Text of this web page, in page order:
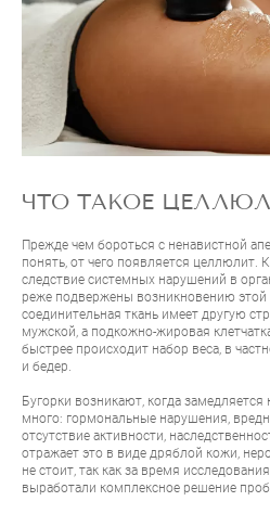
ЧТО ТАКОЕ
Прежде чем бороться с ненавистной
понять, от чего появляется целлюлит.
следствие системных нарушений в
реже подвержены возникновению
соединительная ткань имеет другую
мужской, а подкожно-жировая
быстрее происходит набор веса, в
и бедер.
Бугорки возникают, когда
много: гормональные нарушения,
отсутствие активности,
отражает это в виде дряблой кожи,
не стоит, так как за время
выработали комплексное решение